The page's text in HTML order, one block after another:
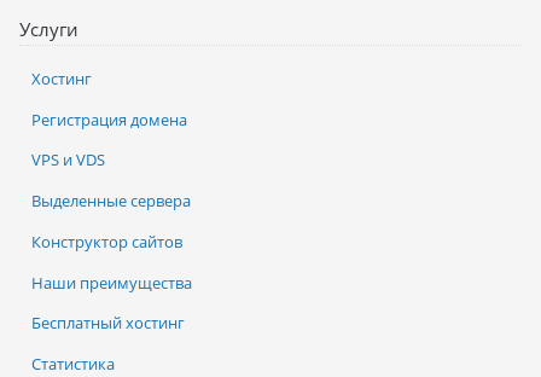
Услуги
Хостинг
Регистрация домена
VPS и VDS
Выделенные сервера
Конструктор сайтов
Наши преимущества
Бесплатный хостинг
Статистика